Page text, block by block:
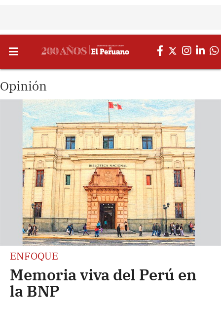
Opinión
ENFOQUE
Memoria viva del Perú en
la BNP